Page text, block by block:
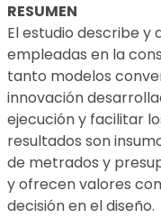
RESUMEN
El estudio describe y
empleadas en la
tanto modelos
innovación
ejecución y facilitar
resultados son
de metrados y
y ofrecen valores
decisión en el diseño.